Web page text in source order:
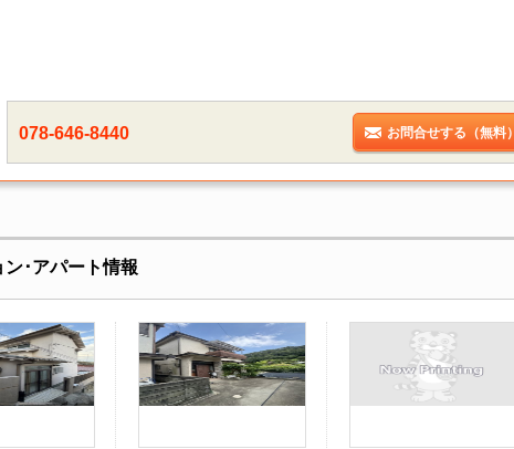
078-646-8440 お問合せする（無料）
･アパート情報